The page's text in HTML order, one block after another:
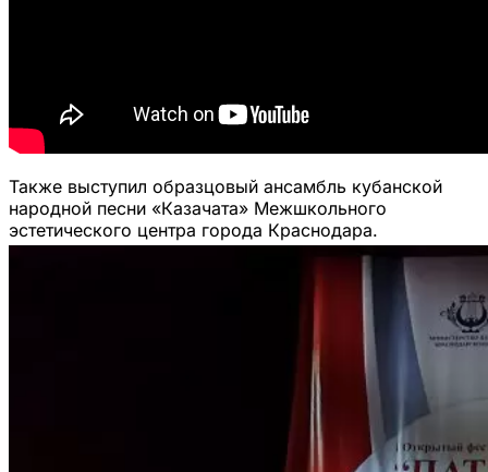
Также выступил образцовый ансамбль кубанской
народной песни «Казачата» Межшкольного
эстетического центра города Краснодара.